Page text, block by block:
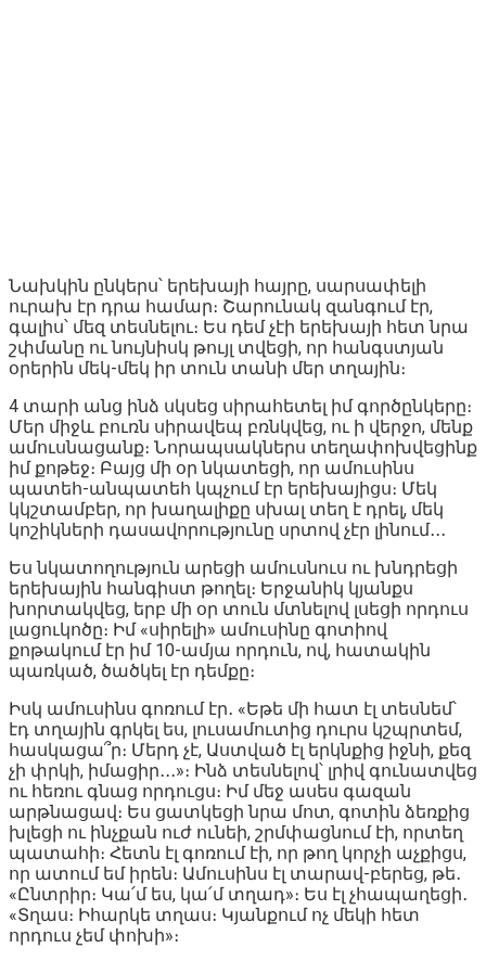
Նախկին ընկերս՝ երեխայի հայրը, սարսափելի
ուրախ էր դրա համար։ Շարունակ զանգում էր,
գալիս՝ մեզ տեսնելու։ Ես դեմ չէի երեխայի հետ նրա
շփմանը ու նույնիսկ թույլ տվեցի, որ հանգստյան
օրերին մեկ-մեկ իր տուն տանի մեր տղային։
4 տարի անց ինձ սկսեց սիրահետել իմ գործընկերը։
Մեր միջև բուռն սիրավեպ բռնկվեց, ու ի վերջո, մենք
ամուսնացանք։ Նորապսակներս տեղափոխվեցինք
իմ քոթեջ։ Բայց մի օր նկատեցի, որ ամուսինս
պատեհ-անպատեհ կպչում էր երեխայիցս։ Մեկ
կկշտամբեր, որ խաղալիքը սխալ տեղ է դրել, մեկ
կոշիկների դասավորությունը սրտով չէր լինում․․․
Ես նկատողություն արեցի ամուսնուս ու խնդրեցի
երեխային հանգիստ թողել։ Երջանիկ կյանքս
խորտակվեց, երբ մի օր տուն մտնելով լսեցի որդուս
լացուկոծը։ Իմ «սիրելի» ամուսինը գոտիով
քոթակում էր իմ 10-ամյա որդուն, ով, հատակին
պառկած, ծածկել էր դեմքը։
Իսկ ամուսինս գոռում էր․ «Եթե մի հատ էլ տեսնեմ՝
էդ տղային գրկել ես, լուսամուտից դուրս կշպրտեմ,
հասկացա՞ր։ Մերդ չէ, Աստված էլ երկնքից իջնի, քեզ
չի փրկի, իմացիր․․․»։ Ինձ տեսնելով՝ լրիվ գունատվեց
ու հեռու գնաց որդուցս։ Իմ մեջ ասես գազան
արթնացավ։ Ես ցատկեցի նրա մոտ, գոտին ձեռքից
խլեցի ու ինչքան ուժ ունեի, շրմփացնում էի, որտեղ
պատահի։ Հետն էլ գոռում էի, որ թող կորչի աչքիցս,
որ ատում եմ իրեն։ Ամուսինս էլ տարավ-բերեց, թե․
«Ընտրիր։ Կա՛մ ես, կա՛մ տղադ»։ Ես էլ չհապաղեցի․
«Տղաս։ Իհարկե տղաս։ Կյանքում ոչ մեկի հետ
որդուս չեմ փոխի»։